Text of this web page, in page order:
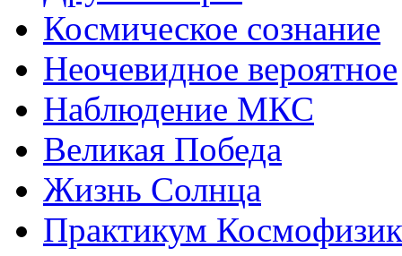
Космическое сознание
Неочевидное вероятное
Наблюдение МКС
Великая Победа
Жизнь Солнца
Практикум